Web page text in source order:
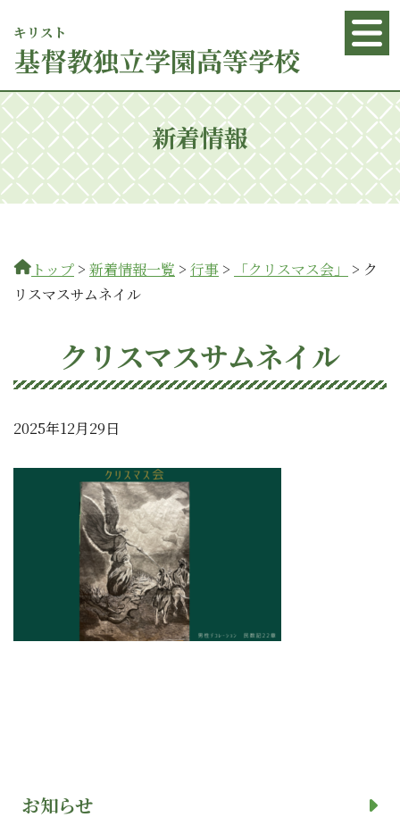
基督
キリスト
教独立学園高等学校
新着情報
お知らせ
トップ > 新着情報一覧 > 行事 > 「クリスマス会」 > ク
リスマスサムネイル
クリスマスサムネイル
2025年12月29日